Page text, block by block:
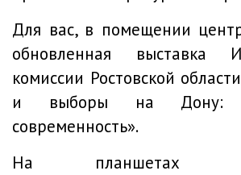
Для вас, в помещении
обновленная выставка
комиссии Ростовской
и выборы на Дону:
современность».
На планшетах